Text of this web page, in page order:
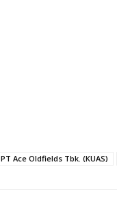
PT Ace Oldfields Tbk. (KUAS)